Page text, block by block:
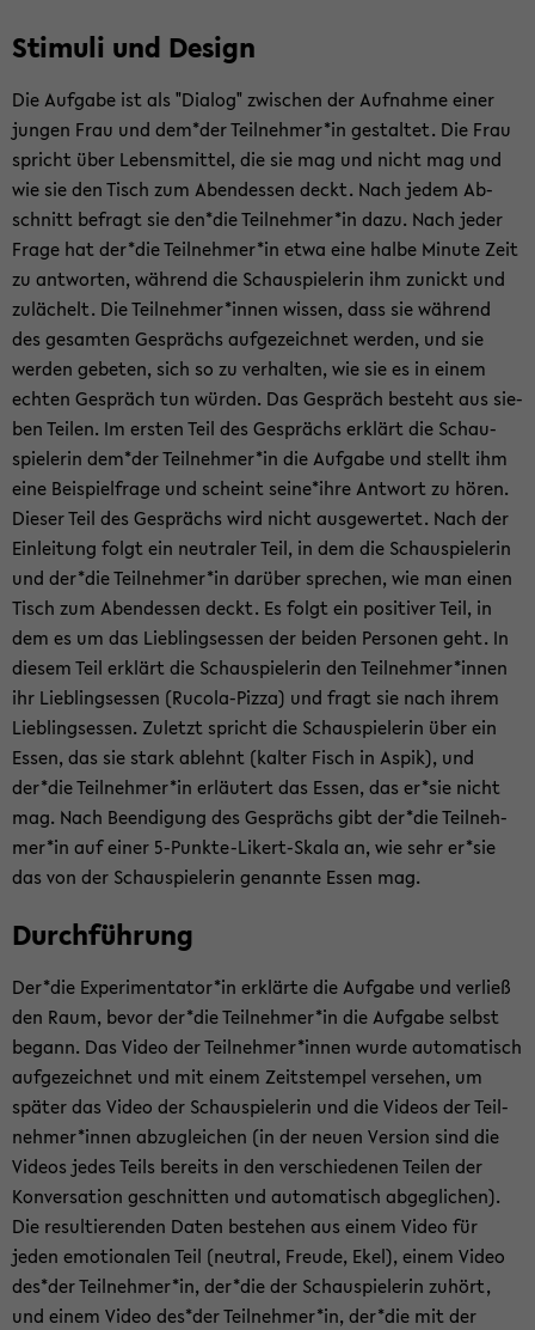
Sti­mu­li und De­sign
Die Auf­ga­be ist als "Dia­log" zwi­schen der Auf­nah­me einer
jun­gen Frau und dem*der Teil­neh­mer*in ge­stal­tet. Die Frau
spricht über Le­bens­mit­tel, die sie mag und nicht mag und
wie sie den Tisch zum Abend­essen deckt. Nach jedem Ab­
schnitt be­fragt sie den*die Teil­neh­mer*in dazu. Nach jeder
Frage hat der*die Teil­neh­mer*in etwa eine halbe Mi­nu­te Zeit
zu ant­wor­ten, wäh­rend die Schau­spie­le­rin ihm zu­nickt und
zu­lä­chelt. Die Teil­neh­mer*innen wis­sen, dass sie wäh­rend
des ge­sam­ten Ge­sprächs auf­ge­zeich­net wer­den, und sie
wer­den ge­be­ten, sich so zu ver­hal­ten, wie sie es in einem
ech­ten Ge­spräch tun wür­den. Das Ge­spräch be­steht aus sie­
ben Tei­len. Im ers­ten Teil des Ge­sprächs er­klärt die Schau­
spie­le­rin dem*der Teil­neh­mer*in die Auf­ga­be und stellt ihm
eine Bei­spiel­fra­ge und scheint seine*ihre Ant­wort zu hören.
Die­ser Teil des Ge­sprächs wird nicht aus­ge­wer­tet. Nach der
Ein­lei­tung folgt ein neu­tra­ler Teil, in dem die Schau­spie­le­rin
und der*die Teil­neh­mer*in dar­über spre­chen, wie man einen
Tisch zum Abend­essen deckt. Es folgt ein po­si­ti­ver Teil, in
dem es um das Lieb­lings­es­sen der bei­den Per­so­nen geht. In
die­sem Teil er­klärt die Schau­spie­le­rin den Teil­neh­mer*innen
ihr Lieb­lings­es­sen (Rucola-​Pizza) und fragt sie nach ihrem
Lieb­lings­es­sen. Zu­letzt spricht die Schau­spie­le­rin über ein
Essen, das sie stark ab­lehnt (kal­ter Fisch in Aspik), und
der*die Teil­neh­mer*in er­läu­tert das Essen, das er*sie nicht
mag. Nach Be­en­di­gung des Ge­sprächs gibt der*die Teil­neh­
mer*in auf einer 5-​Punkte-Likert-Skala an, wie sehr er*sie
das von der Schau­spie­le­rin ge­nann­te Essen mag.
Durch­füh­rung
Der*die Ex­pe­ri­men­ta­tor*in er­klär­te die Auf­ga­be und ver­ließ
den Raum, bevor der*die Teil­neh­mer*in die Auf­ga­be selbst
be­gann. Das Video der Teil­neh­mer*innen wurde au­to­ma­tisch
auf­ge­zeich­net und mit einem Zeit­s­tem­pel ver­se­hen, um
spä­ter das Video der Schau­spie­le­rin und die Vi­de­os der Teil­
neh­mer*innen ab­zu­glei­chen (in der neuen Ver­si­on sind die
Vi­de­os jedes Teils be­reits in den ver­schie­de­nen Tei­len der
Kon­ver­sa­ti­on ge­schnit­ten und au­to­ma­tisch ab­ge­gli­chen).
Die re­sul­tie­ren­den Daten be­stehen aus einem Video für
jeden emo­tio­na­len Teil (neu­tral, Freu­de, Ekel), einem Video
des*der Teil­neh­mer*in, der*die der Schau­spie­le­rin zu­hört,
und einem Video des*der Teil­neh­mer*in, der*die mit der